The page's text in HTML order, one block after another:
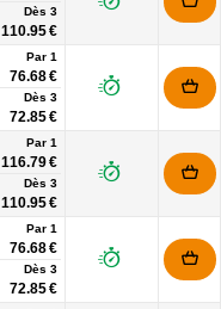
Dès 3
110.95 €
Par 1
76.68 €
Dès 3
72.85 €
Par 1
116.79 €
Dès 3
110.95 €
Par 1
76.68 €
Dès 3
72.85 €